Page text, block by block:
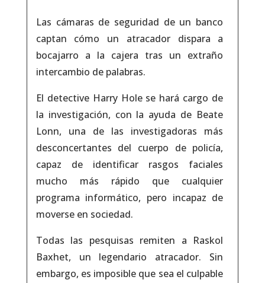
Las cámaras de seguridad de un banco
captan cómo un atracador dispara a
bocajarro a la cajera tras un extraño
intercambio de palabras.
El detective Harry Hole se hará cargo de
la investigación, con la ayuda de Beate
Lonn, una de las investigadoras más
desconcertantes del cuerpo de policía,
capaz de identificar rasgos faciales
mucho más rápido que cualquier
programa informático, pero incapaz de
moverse en sociedad.
Todas las pesquisas remiten a Raskol
Baxhet, un legendario atracador. Sin
embargo, es imposible que sea el culpable